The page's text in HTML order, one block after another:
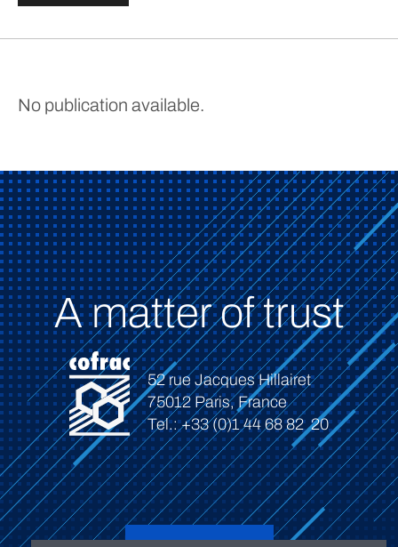
No publication available.
A matter of trust
52 rue Jacques Hillairet
75012 Paris, France
Tel.: +33 (0)1 44 68 82 20